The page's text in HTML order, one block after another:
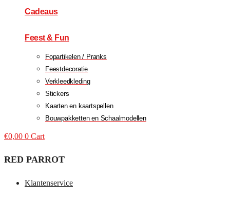
Cadeaus
Feest & Fun
Fopartikelen / Pranks
Feestdecoratie
Verkleedkleding
Stickers
Kaarten en kaartspellen
Bouwpakketten en Schaalmodellen
€0,00 0 Cart
RED PARROT
Klantenservice